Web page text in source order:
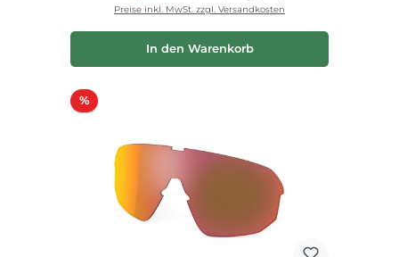
Preise inkl. MwSt. zzgl. Versandkosten
In den Warenkorb
%Rabatt